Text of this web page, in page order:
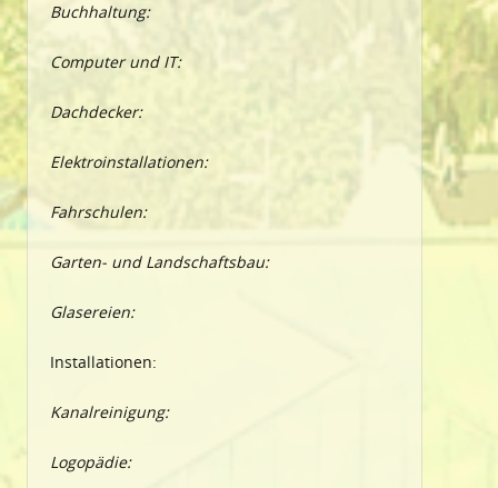
Buchhaltung:
Computer und IT:
Dachdecker:
Elektroinstallationen:
Fahrschulen:
Garten- und Landschaftsbau:
Glasereien:
Installationen:
Kanalreinigung:
Logopädie: